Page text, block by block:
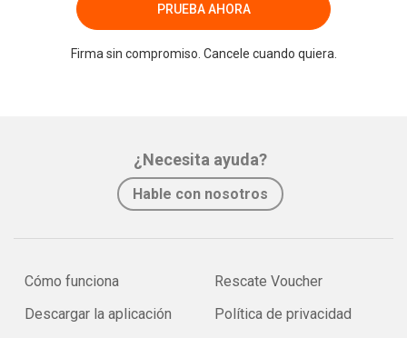
PRUEBA AHORA
Firma sin compromiso. Cancele cuando quiera.
¿Necesita ayuda?
Hable con nosotros
Cómo funciona
Descargar la aplicación
Rescate Voucher
Política de privacidad